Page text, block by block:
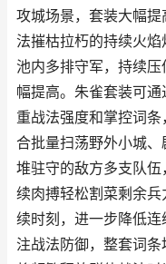
攻城场景，套装大幅
法摧枯拉朽的持续火
池内多排守军，持续
幅提高。朱雀套装可
重战法强度和掌控词
合批量扫荡野外小城
堆驻守的敌方多支队
续肉搏轻松割菜剩余
续时刻，进一步降低
注战法防御，整套词